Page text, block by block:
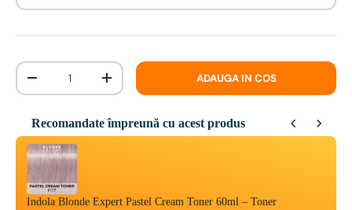
Cantitate
-
+ ADAUGA IN COS
Recomandate împreună cu acest produs
Use the Previous and Next buttons to navigate through product
Indola Blonde Expert Pastel Cream Toner 60ml – Toner